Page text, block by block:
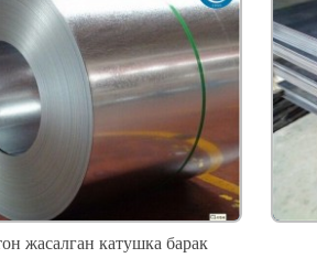
жасалган катушка барак